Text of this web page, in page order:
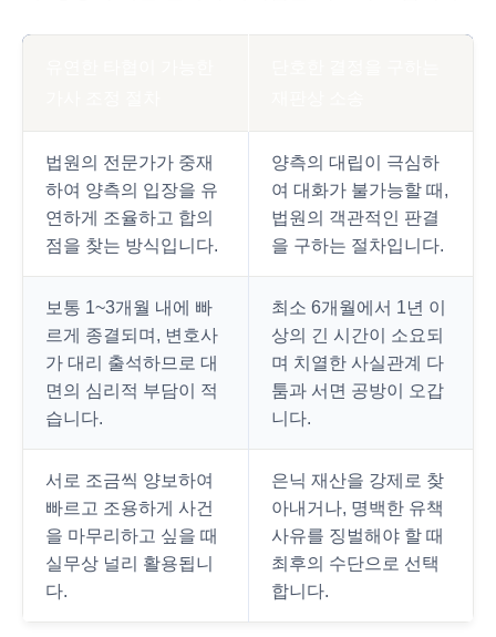
법원의 전문가가 중재
하여 양측의 입장을 유
연하게 조율하고 합의
점을 찾는 방식입니다.
양측의 대립이 극심하
여 대화가 불가능할 때,
법원의 객관적인 판결
을 구하는 절차입니다.
보통 1~3개월 내에 빠
르게 종결되며, 변호사
가 대리 출석하므로 대
면의 심리적 부담이 적
습니다.
최소 6개월에서 1년 이
상의 긴 시간이 소요되
며 치열한 사실관계 다
툼과 서면 공방이 오갑
니다.
서로 조금씩 양보하여
빠르고 조용하게 사건
을 마무리하고 싶을 때
실무상 널리 활용됩니
다.
은닉 재산을 강제로 찾
아내거나, 명백한 유책
사유를 징벌해야 할 때
최후의 수단으로 선택
합니다.